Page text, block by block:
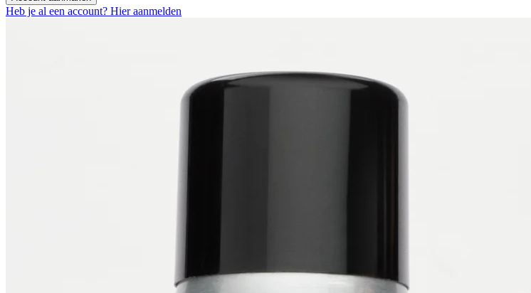
Heb je al een account? Hier aanmelden